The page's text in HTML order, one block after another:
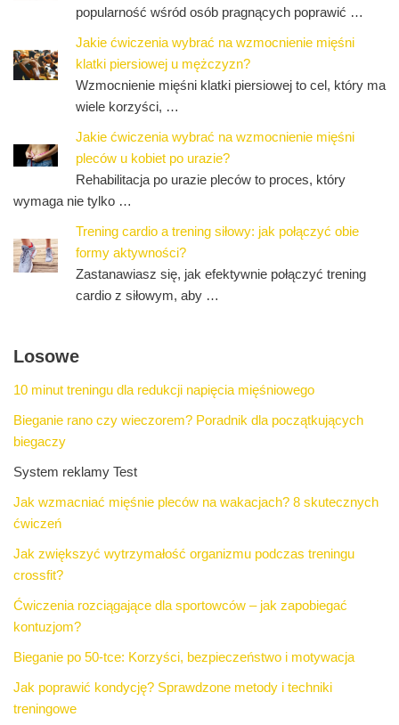
popularność wśród osób pragnących poprawić …
Jakie ćwiczenia wybrać na wzmocnienie mięśni
klatki piersiowej u mężczyzn?
Wzmocnienie mięśni klatki piersiowej to cel, który ma
wiele korzyści, …
Jakie ćwiczenia wybrać na wzmocnienie mięśni
pleców u kobiet po urazie?
Rehabilitacja po urazie pleców to proces, który
wymaga nie tylko …
Trening cardio a trening siłowy: jak połączyć obie
formy aktywności?
Zastanawiasz się, jak efektywnie połączyć trening
cardio z siłowym, aby …
Losowe
10 minut treningu dla redukcji napięcia mięśniowego
Bieganie rano czy wieczorem? Poradnik dla początkujących
biegaczy
System reklamy Test
Jak wzmacniać mięśnie pleców na wakacjach? 8 skutecznych
ćwiczeń
Jak zwiększyć wytrzymałość organizmu podczas treningu
crossfit?
Ćwiczenia rozciągające dla sportowców – jak zapobiegać
kontuzjom?
Bieganie po 50-tce: Korzyści, bezpieczeństwo i motywacja
Jak poprawić kondycję? Sprawdzone metody i techniki
treningowe